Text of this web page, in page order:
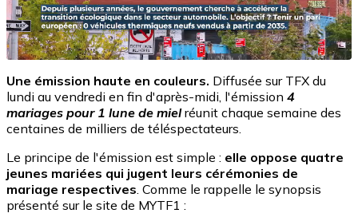
Une émission haute en couleurs. Diffusée sur TFX du
lundi au vendredi en fin d'après-midi, l'émission 4
mariages pour 1 lune de mielréunit chaque semaine des
centaines de milliers de téléspectateurs.
Le principe de l'émission est simple : elle oppose quatre
jeunes mariées qui jugent leurs cérémonies de
mariage respectives . Comme le rappelle le synopsis
présenté sur le site de MYTF1 :